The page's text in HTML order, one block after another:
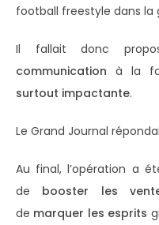
football freestyle dans la
Il fallait donc
communication à la
surtout impactante.
Le Grand Journal
Au final, l’opération a
de booster les
de marquer les esprits